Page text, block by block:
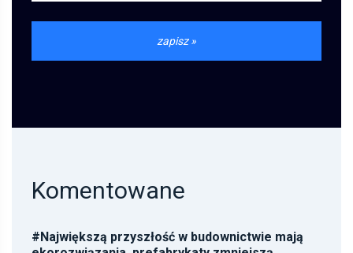
Komentowane
#Największą przyszłość w budownictwie mają